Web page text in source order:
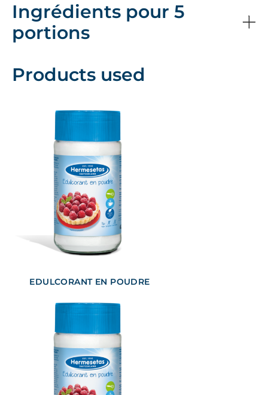
Ingrédients pour 5
portions
Products used
EDULCORANT EN POUDRE